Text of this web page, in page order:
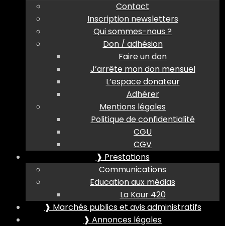
Contact
Inscription newsletters
Qui sommes-nous ?
Don / adhésion
Faire un don
J’arrête mon don mensuel
L’espace donateur
Adhérer
Mentions légales
Politique de confidentialité
CGU
CGV
❱ Prestations
Communications
Education aux médias
La Kour 420
❱ Marchés publics et avis administratifs
❱ Annonces légales